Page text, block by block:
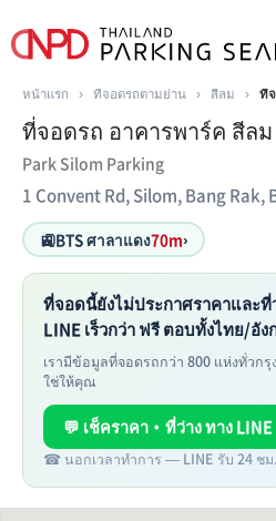
หน้าแรก › ที่จอดรถตามย่าน › สีลม › ที่
ที่จอดรถ อาคารพาร์ค สีลม
Park Silom Parking
1 Convent Rd, Silom, Bang Rak,
🚉BTS ศาลาแดง70m›
ที่จอดนี้ยังไม่ประกาศราคาและที่
LINE เร็วกว่า ฟรี ตอบทั้งไทย/อัง
เรามีข้อมูลที่จอดรถกว่า 800 แห่งทั่วกรุ
ใช่ให้คุณ
💬 เช็คราคา・ที่ว่าง ทาง
☎ นอกเวลาทำการ — LINE รับ 24 ชม.